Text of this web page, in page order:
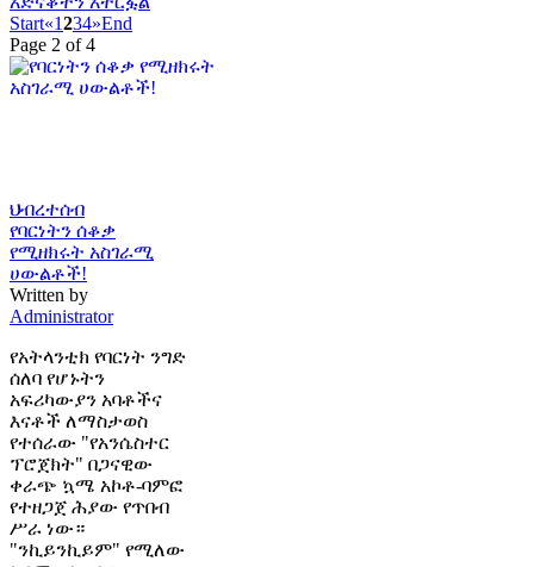
Start«1234»End
Page 2 of 4
ህብረተሰብ
የባርነትን ሰቆቃ
የሚዘክሩት አስገራሚ
ሀውልቶች!
Written by
Administrator
የአትላንቲክ የባርነት ንግድ
ሰለባ የሆኑትን
አፍሪካውያን አባቶችና
እናቶች ለማስታወስ
የተሰራው "የአንሴስተር
ፕሮጀክት" በጋናዊው
ቀራጭ ኳሜ አኮቶ-ባምፎ
የተዘጋጀ ሕያው የጥበብ
ሥራ ነው።
"ንኪይንኪይም" የሚለው